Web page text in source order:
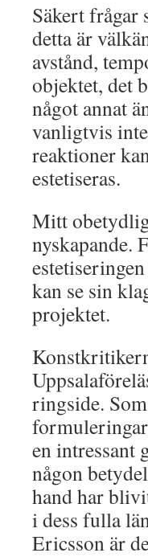
Säkert frågar
detta är
avstånd,
objektet, det
något annat
vanligtvis
reaktioner
estetiseras.
Mitt
nyskapande.
kan se sin
projektet.
ringside.
en intressant
någon
hand har
i dess fulla
Ericsson är